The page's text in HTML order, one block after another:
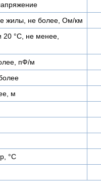
жилы, не более, Ом/км
20 °С, не менее,
пФ/м
м
°C